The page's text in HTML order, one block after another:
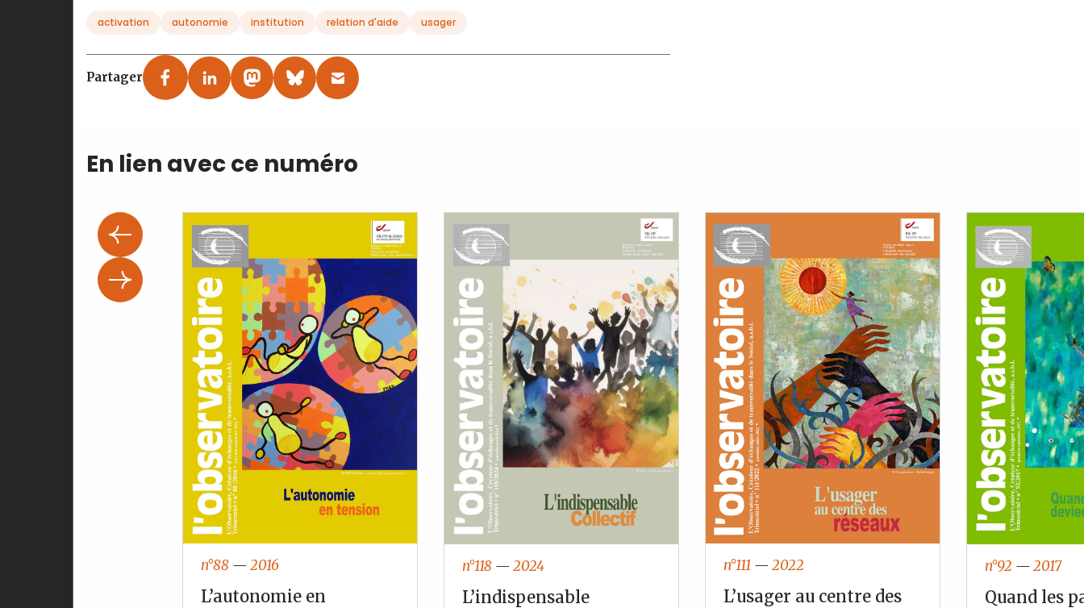
activation autonomie institution relation d'aide usager
Partager
En lien avec ce numéro
n°88 —2016
L’autonomie en
n°118 —2024
L’indispensable
n°111 —2022
L’usager au centre des
n°92 —2017
Quand les